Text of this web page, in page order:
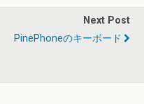
Next Post
PinePhoneのキーボード